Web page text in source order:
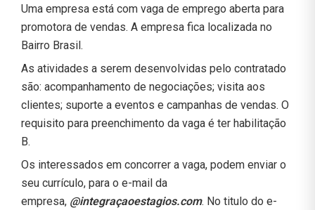
Uma empresa está com vaga de emprego aberta para
promotora de vendas. A empresa fica localizada no
Bairro Brasil.
As atividades a serem desenvolvidas pelo contratado
são: acompanhamento de negociações; visita aos
clientes; suporte a eventos e campanhas de vendas. O
requisito para preenchimento da vaga é ter habilitação
B.
Os interessados em concorrer a vaga, podem enviar o
seu currículo, para o e-mail da
empresa, @integraçaoestagios.com. No titulo do e-